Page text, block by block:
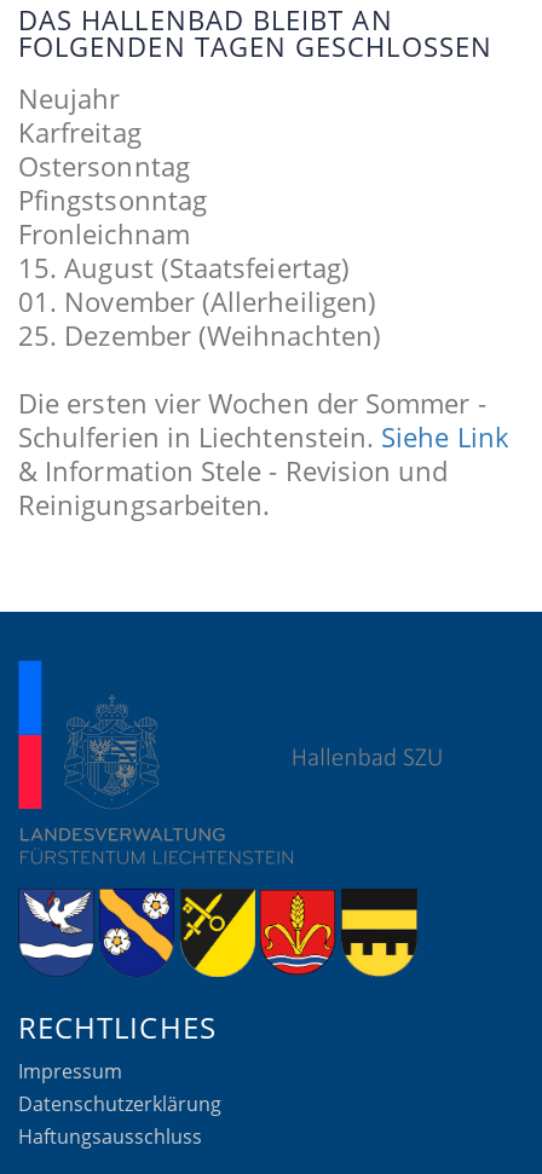
DAS HALLENBAD BLEIBT AN
FOLGENDEN TAGEN GESCHLOSSEN
Neujahr
Karfreitag
Ostersonntag
Pfingstsonntag
Fronleichnam
15. August (Staatsfeiertag)
01. November (Allerheiligen)
25. Dezember (Weihnachten)
Die ersten vier Wochen der Sommer -
Schulferien in Liechtenstein. Siehe Link
& Information Stele - Revision und
Reinigungsarbeiten.
RECHTLICHES
Impressum
Datenschutzerklärung
Haftungsausschluss